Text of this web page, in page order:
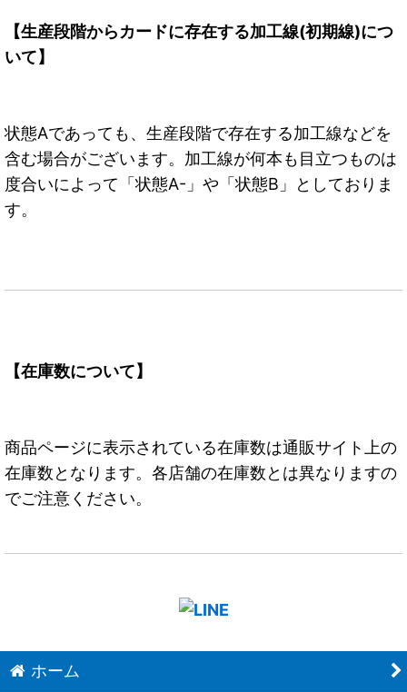
【生産段階からカードに存在する加工線(初期線)につ
いて】
状態Aであっても、生産段階で存在する加工線などを
含む場合がございます。加工線が何本も目立つものは
度合いによって「状態A-」や「状態B」としておりま
す。
【在庫数について】
商品ページに表示されている在庫数は通販サイト上の
在庫数となります。各店舗の在庫数とは異なりますの
でご注意ください。
ホーム